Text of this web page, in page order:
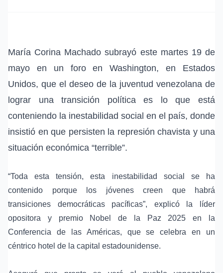
María Corina Machado subrayó este martes 19 de
mayo en un foro en Washington, en Estados
Unidos, que el deseo de la juventud venezolana de
lograr una transición política es lo que está
conteniendo la inestabilidad social en el país, donde
insistió en que persisten la represión chavista y una
situación económica “terrible”.
“Toda esta tensión, esta inestabilidad social se ha
contenido porque los jóvenes creen que habrá
transiciones democráticas pacíficas”, explicó la líder
opositora y premio Nobel de la Paz 2025 en la
Conferencia de las Américas, que se celebra en un
céntrico hotel de la capital estadounidense.